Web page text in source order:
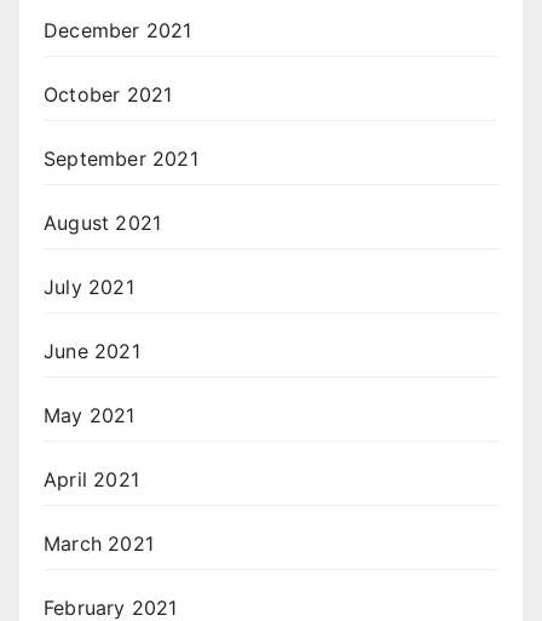
December 2021
October 2021
September 2021
August 2021
July 2021
June 2021
May 2021
April 2021
March 2021
February 2021